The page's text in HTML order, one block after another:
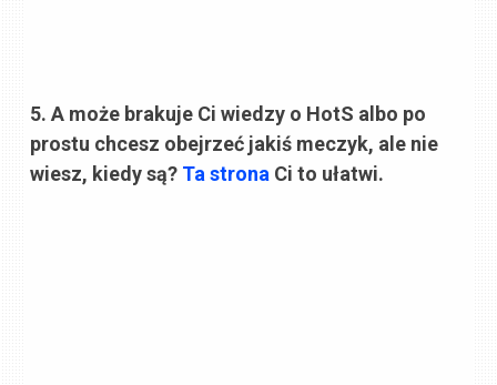
5. A może brakuje Ci wiedzy o HotS albo po
prostu chcesz obejrzeć jakiś meczyk, ale nie
wiesz, kiedy są? Ta strona Ci to ułatwi.